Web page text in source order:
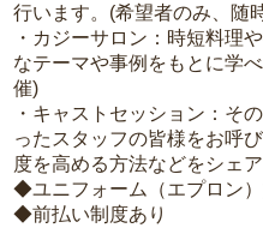
行います。(希望者のみ、随
・カジーサロン：時短料理
なテーマや事例をもとに学
催)
・キャストセッション：そ
ったスタッフの皆様をお呼
度を高める方法などをシェ
◆ユニフォーム（エプロン
◆前払い制度あり